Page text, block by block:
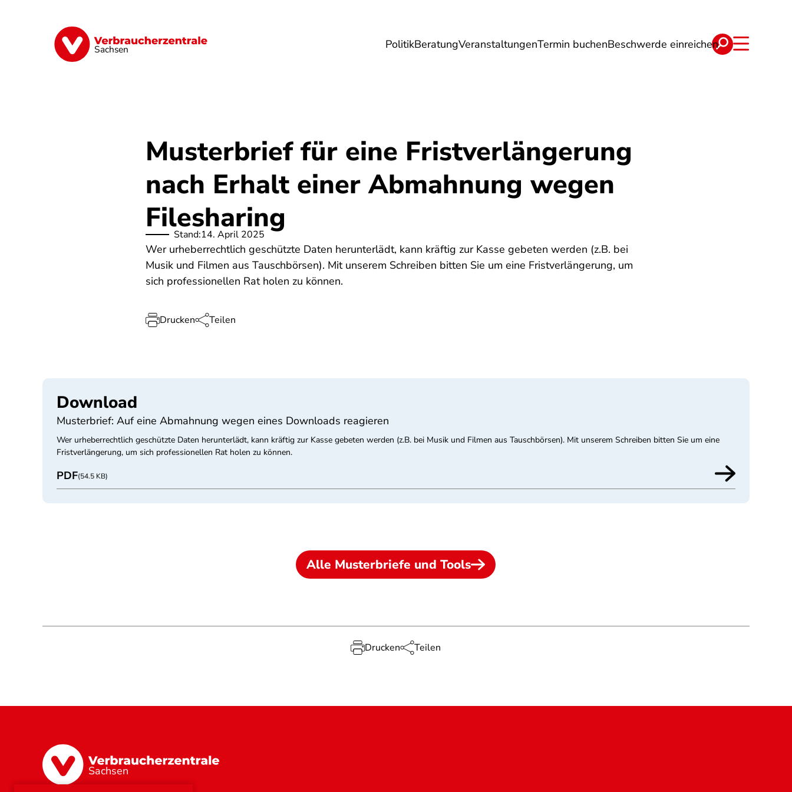
Sachsen PolitikBeratungVeranstaltungenTermin buchenBeschwerde einreichen
Vorsorge Verträge Geld & Versicherungen Digitales Energie & Wohnen Lebensmittel & Ernährung
Musterbrief für eine Fristverlängerung
nach Erhalt einer Abmahnung wegen
Filesharing
Stand:14. April 2025
Wer urheberrechtlich geschützte Daten herunterlädt, kann kräftig zur Kasse gebeten werden (z.B. bei
Musik und Filmen aus Tauschbörsen). Mit unserem Schreiben bitten Sie um eine Fristverlängerung, um
sich professionellen Rat holen zu können.
Drucken Teilen
Download
Musterbrief: Auf eine Abmahnung wegen eines Downloads reagieren
Wer urheberrechtlich geschützte Daten herunterlädt, kann kräftig zur Kasse gebeten werden (z.B. bei Musik und Filmen aus Tauschbörsen). Mit unserem Schreiben bitten Sie um eine
Fristverlängerung, um sich professionellen Rat holen zu können.
PDF(54.5 KB)
Alle Musterbriefe und Tools
Drucken Teilen
Sachsen